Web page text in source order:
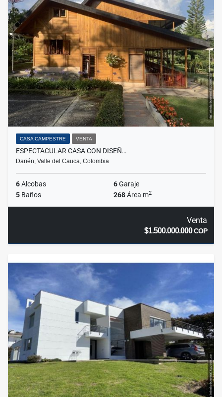
CASA CAMPESTRE VENTA
ESPECTACULAR CASA CON DISEÑ…
Darién, Valle del Cauca, Colombia
6Alcobas 6Garaje
5 Baños 268Área m2
Venta
$1.500.000.000COP